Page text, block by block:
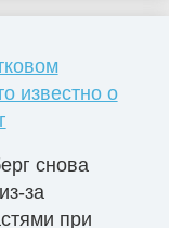
известно о
снова
за
при